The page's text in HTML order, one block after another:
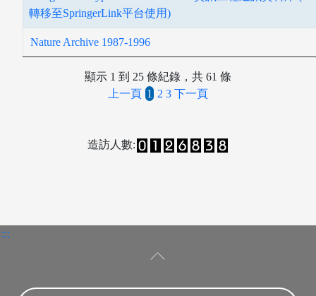
轉移至SpringerLink平台使用)
Nature Archive 1987-1996
顯示 1 到 25 條紀錄，共 61 條
上一頁 1 2 3 下一頁
造訪人數:
:::